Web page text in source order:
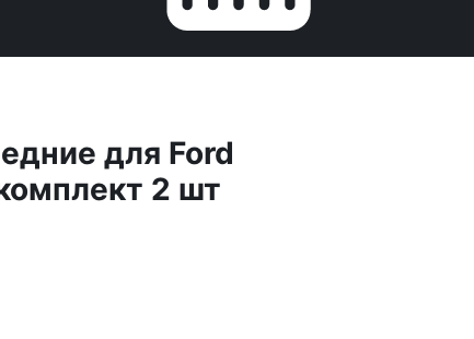
для Ford
2 шт